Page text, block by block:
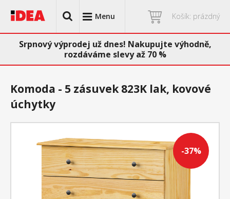
Menu Košík: prázdný
Srpnový výprodej už dnes! Nakupujte výhodně,
rozdáváme slevy až 70 %
-37%
Komoda - 5 zásuvek 823K lak, kovové
úchytky